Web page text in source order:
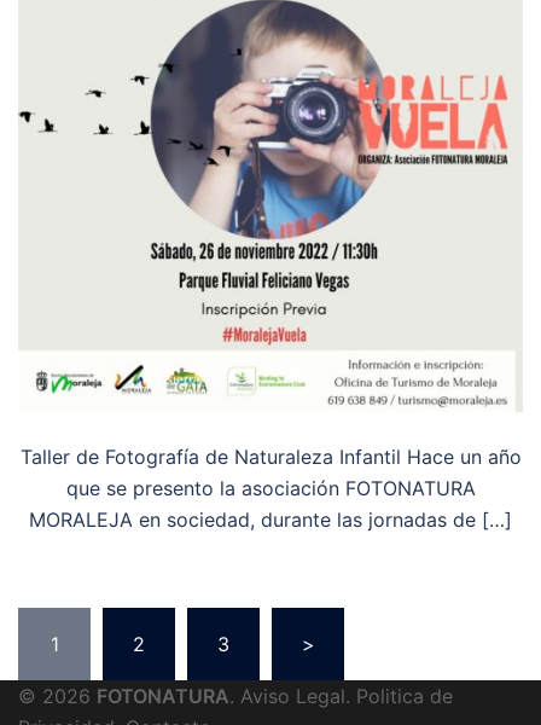
Taller de Fotografía de Naturaleza Infantil Hace un año
que se presento la asociación FOTONATURA
MORALEJA en sociedad, durante las jornadas de […]
Paginación
entradas
1 2 3 >
© 2026 FOTONATURA. Aviso Legal. Politica de